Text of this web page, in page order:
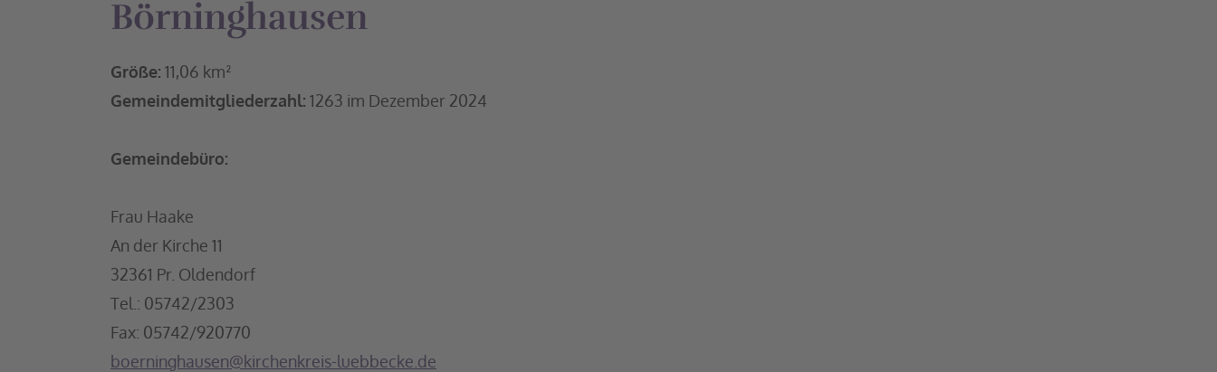
Börninghausen
Größe: 11,06 km²
Gemeindemitgliederzahl: 1263 im Dezember 2024
Gemeindebüro:
Frau Haake
An der Kirche 11
32361 Pr. Oldendorf
Tel.: 05742/2303
Fax: 05742/920770
boerninghausen@kirchenkreis-luebbecke.de